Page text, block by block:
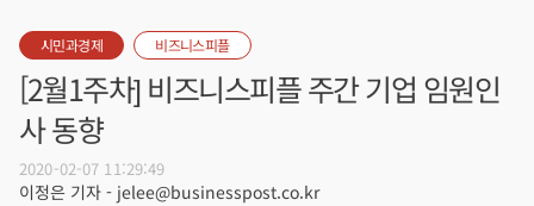
시민과경제 비즈니스피플
[2월1주차] 비즈니스피플 주간 기업 임원인
사 동향
2020-02-07 11:29:49
이정은 기자 - jelee@businesspost.co.kr